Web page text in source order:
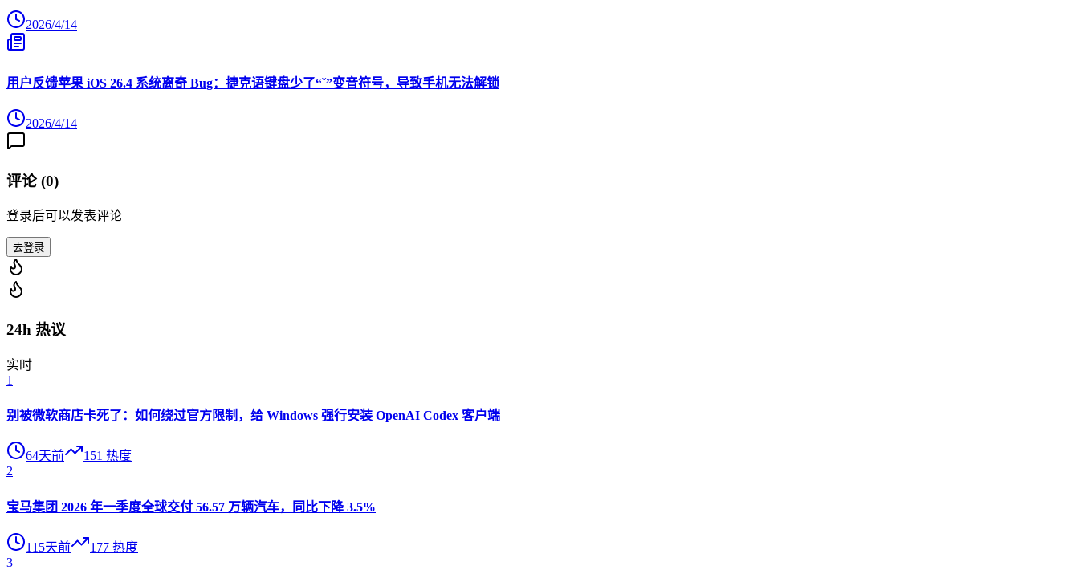
2026/4/14
用户反馈苹果 iOS 26.4 系统离奇 Bug：捷克语键盘少了“ˇ”变音符号，导致手机无法解锁
2026/4/14
评论 (0)
登录后可以发表评论
去登录
24h 热议
实时
1
别被微软商店卡死了：如何绕过官方限制，给 Windows 强行安装 OpenAI Codex 客户端
64天前 151 热度
2
宝马集团 2026 年一季度全球交付 56.57 万辆汽车，同比下降 3.5%
115天前 177 热度
3